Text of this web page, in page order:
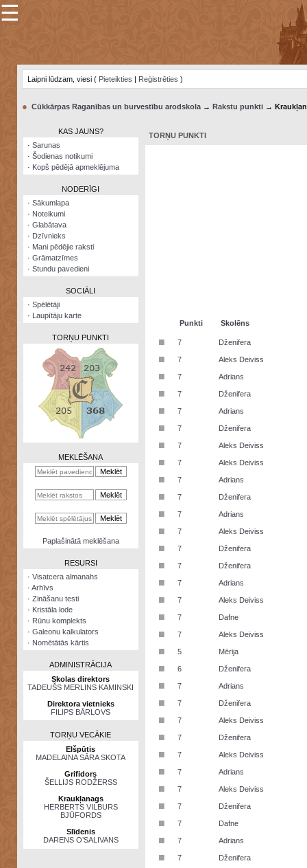
×
Šodienas
notikumi
Visatcera
almanahs
Arhīvs
Zināšanu
kalkulators
Nomētātās
☰
Laipni lūdzam, viesi ( Pieteikties | Reģistrēties )
● Cūkkārpas Raganības un burvestību arodskola→ Rakstu punkti→
KAS JAUNS?
· Sarunas
· Šodienas notikumi
· Kopš pēdējā apmeklējuma
NODERĪGI
· Sākumlapa
· Noteikumi
· Glabātava
· Dzīvnieks
· Mani pēdējie raksti
· Grāmatzīmes
· Stundu pavedieni
SOCIĀLI
· Spēlētāji
· Laupītāju karte
TORŅU PUNKTI
MEKLĒŠANA
Paplašinātā meklēšana
RESURSI
· Visatcera almanahs
· Arhīvs
· Zināšanu testi
· Kristāla lode
· Rūnu komplekts
· Galeonu kalkulators
· Nomētātās kārtis
ADMINISTRĀCIJA
Skolas direktors
TADEUŠS MERLINS KAMINSKI
Direktora vietnieks
FILIPS BĀRLOVS
TORŅU VECĀKIE
Elšpūtis
MADELAINA SĀRA SKOTA
Grifidors
ŠELLIJS RODŽERSS
Kraukļanags
HERBERTS VILBURS
BJŪFORDS
Slīdenis
DARENS O’SALIVANS
TORŅU PUNKTI
Punkti Skolēns
■ 7 Dženifera
■ 7 Aleks Deiviss
■ 7 Adrians
■ 7 Dženifera
■ 7 Adrians
■ 7 Dženifera
■ 7 Aleks Deiviss
■ 7 Aleks Deiviss
■ 7 Adrians
■ 7 Dženifera
■ 7 Adrians
■ 7 Aleks Deiviss
■ 7 Dženifera
■ 7 Dženifera
■ 7 Adrians
■ 7 Aleks Deiviss
■ 7 Dafne
■ 7 Aleks Deiviss
■ 5 Mērija
■ 6 Dženifera
■ 7 Adrians
■ 7 Dženifera
■ 7 Aleks Deiviss
■ 7 Dženifera
■ 7 Aleks Deiviss
■ 7 Adrians
■ 7 Aleks Deiviss
■ 7 Dženifera
■ 7 Dafne
■ 7 Adrians
■ 7 Dženifera